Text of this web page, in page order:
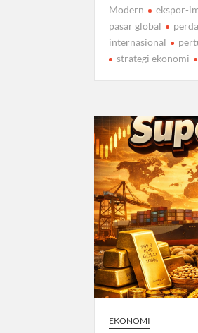
Modern
ekspor-
pasar global
internasional
strategi ekonomi
EKONOMI